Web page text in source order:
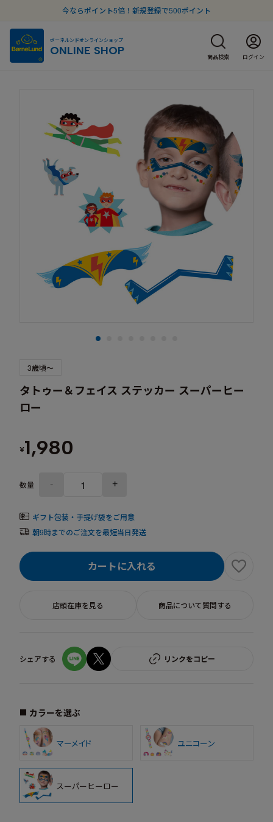
今ならポイント5倍！新規登録で500ポイント
ボーネルンドオンラインショップ
ONLINE SHOP 商品検索 ログイン
3歳頃～
タトゥー＆フェイス ステッカー スーパーヒー
ロー
¥1,980
数量 - +
ギフト包装・手提げ袋をご用意
朝9時までのご注文を最短当日発送
カートに入れる
店頭在庫を見る 商品について質問する
シェアする リンクをコピー
カラーを選ぶ
マーメイド ユニコーン
スーパーヒーロー